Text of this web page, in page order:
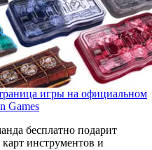
игры на официальном
Games
бесплатно подарит
инструментов и